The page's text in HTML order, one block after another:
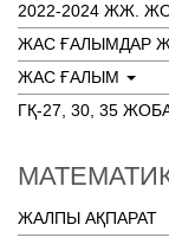
2022-2024 ЖЖ.
ЖАС ҒАЛЫМДАР
ЖАС ҒАЛЫМ
ГҚ-27, 30, 35
ЖАЛПЫ АҚПАРАТ